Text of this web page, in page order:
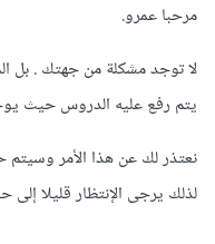
مرحبا عمرو.
يتم رفع عليه الدروس حيث
نعتذر لك عن هذا الأمر
لذلك يرجى الإنتظار قليلا إلى